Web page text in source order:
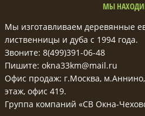
МЫ
Мы изготавливаем деревянные
лиственницы и дуба с 1994 года.
Звоните: 8(499)391-06-48
Пишите: okna33km@mail.ru
Офис продаж: г.Москва,
этаж, офис 419.
Группа компаний «СВ Окна-